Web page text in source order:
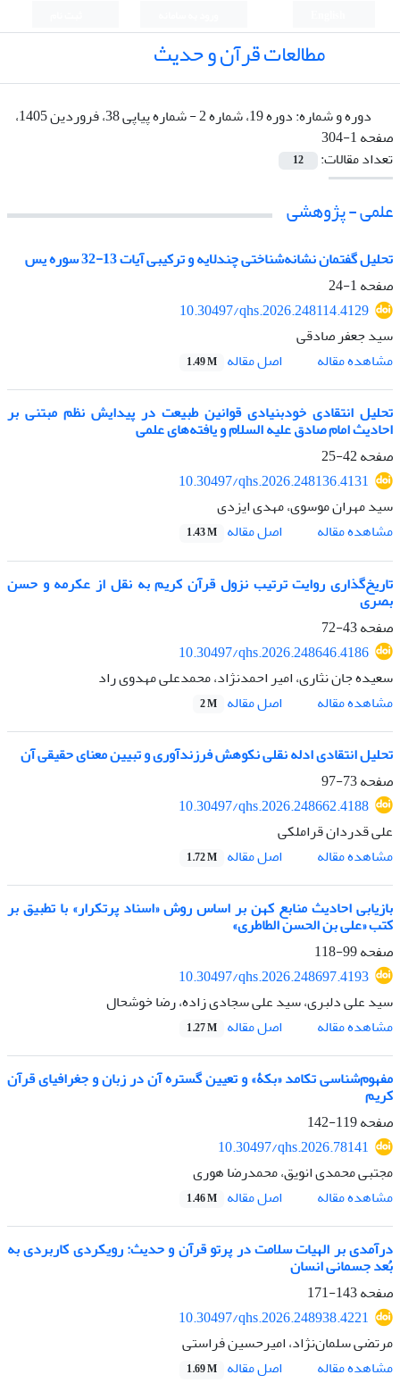
مطالعات قرآن و حدیث
دوره و شماره:
دوره 19، شماره 2 - شماره پیاپی 38، فروردین 1405،
صفحه 1-304
تعداد مقالات:
12
علمی - پژوهشی
تحلیل گفتمان نشانه‌شناختی چندلایه و ترکیبی آیات 13-32 سوره یس
صفحه1-24
10.30497/qhs.2026.248114.4129
سید جعفر صادقی
مشاهده مقاله
اصل مقاله 1.49 M
تحلیل انتقادی خودبنیادی قوانین طبیعت در پیدایش نظم مبتنی بر
احادیث امام صادق علیه السلام و یافته‌های علمی
صفحه42-25
10.30497/qhs.2026.248136.4131
سید مهران موسوی، مهدی ایزدی
مشاهده مقاله
اصل مقاله 1.43 M
تاریخ‌گذاری روایت ترتیب نزول قرآن کریم به نقل از عکرمه و حسن
بصری
صفحه43-72
10.30497/qhs.2026.248646.4186
سعیده جان نثاری، امیر احمدنژاد، محمدعلی مهدوی راد
مشاهده مقاله
اصل مقاله 2 M
تحلیل انتقادی ادله نقلی نکوهش فرزندآوری و تبیین معنای حقیقی آن
صفحه73-97
10.30497/qhs.2026.248662.4188
علی قدردان قراملکی
مشاهده مقاله
اصل مقاله 1.72 M
بازیابی احادیث منابع کهن بر اساس روش «اسناد پرتکرار» با تطبیق بر
کتب «علی بن الحسن الطاطری»
صفحه99-118
10.30497/qhs.2026.248697.4193
سید علی دلبری، سید علی سجادی زاده، رضا خوشحال
مشاهده مقاله
اصل مقاله 1.27 M
مفهوم‌شناسی تکامد «بکۀ» و تعیین گستره آن در زبان و جغرافیای قرآن
کریم
صفحه119-142
10.30497/qhs.2026.78141
مجتبی محمدی انویق، محمدرضا هوری
مشاهده مقاله
اصل مقاله 1.46 M
درآمدی بر الهیات سلامتدر پرتو قرآن و حدیث: رویکردی کاربردی به
بُعد جسمانی انسان
صفحه143-171
10.30497/qhs.2026.248938.4221
مرتضی سلمان‌نژاد، امیرحسین فراستی
مشاهده مقاله
اصل مقاله 1.69 M